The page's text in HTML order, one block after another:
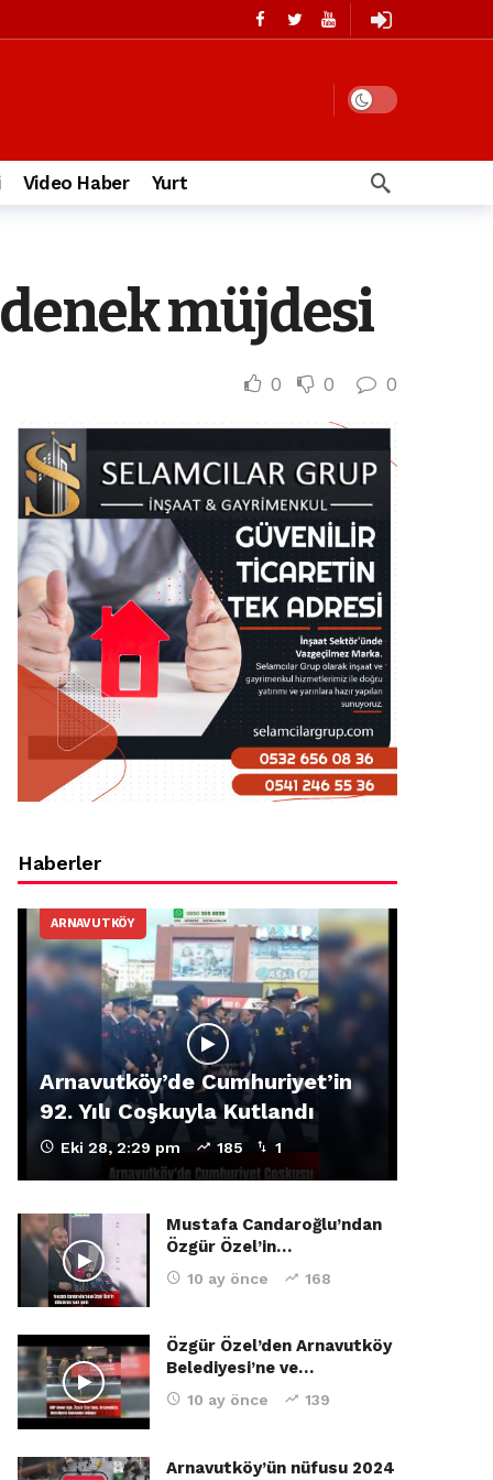
Video Haber Yurt
müjdesi
0 0 0
Haberler
ARNAVUTKÖY
Arnavutköy’de Cumhuriyet’in
92. Yılı Coşkuyla Kutlandı
Eki 28, 2:29 pm 185 1
Mustafa Candaroğlu’ndan
Özgür Özel’in…
10 ay önce 168
Özgür Özel’den Arnavutköy
Belediyesi’ne ve…
10 ay önce 139
Arnavutköy’ün nüfusu 2024